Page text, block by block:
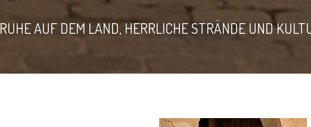
RUHE AUF DEM LAND, HERRLICHE STRÄNDE UND